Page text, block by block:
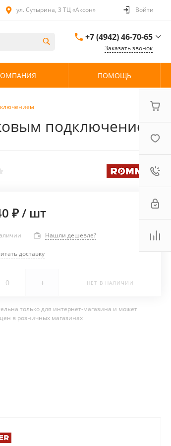
ул. Сутырина, 3 ТЦ «Аксон» Войти
+7 (4942) 46-70-65
ул. Сутырина, 3 ТЦ
Заказать звонок
ПОМОЩЬ
подключением
₽/ шт
Нашли дешевле?
доставку
+ НЕТ В НАЛИЧИИ
только для интернет-магазина и может
в розничных магазинах